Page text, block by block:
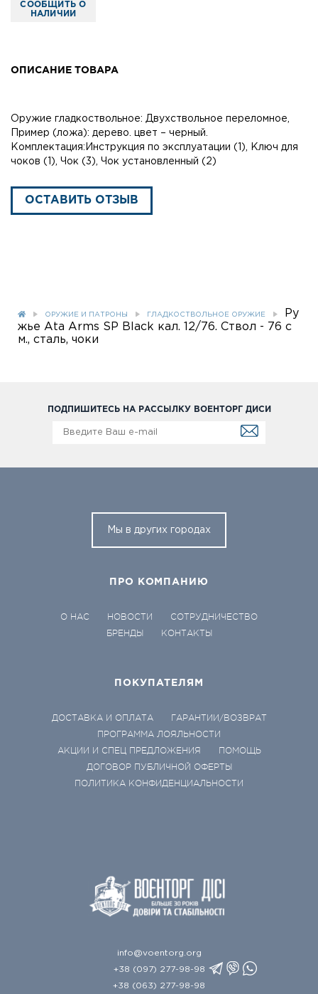
СООБЩИТЬ О
НАЛИЧИИ
ОПИСАНИЕ ТОВАРА
Оружие гладкоствольное: Двухствольное переломное,
Пример (ложа): дерево. цвет – черный.
Комплектация:Инструкция по эксплуатации (1), Ключ для
чоков (1), Чок (3), Чок установленный (2)
ОСТАВИТЬ ОТЗЫВ
ОРУЖИЕ И ПАТРОНЫ ГЛАДКОСТВОЛЬНОЕ ОРУЖИЕ
Ру
жье Ata Arms SP Black кал. 12/76. Ствол - 76 с
м., сталь, чоки
ПОДПИШИТЕСЬ НА РАССЫЛКУ ВОЕНТОРГ ДИСИ
Мы в других городах
ПРО КОМПАНИЮ
О НАС НОВОСТИ
СОТРУДНИЧЕСТВО
БРЕНДЫ
КОНТАКТЫ
ПОКУПАТЕЛЯМ
ДОСТАВКА И ОПЛАТА
ГАРАНТИИ/ВОЗВРАТ
ПРОГРАММА ЛОЯЛЬНОСТИ
АКЦИИ И СПЕЦ ПРЕДЛОЖЕНИЯ
ПОМОЩЬ
ДОГОВОР ПУБЛИЧНОЙ ОФЕРТЫ
ПОЛИТИКА КОНФИДЕНЦИАЛЬНОСТИ
info@voentorg.org
+38 (097) 277-98-98
+38 (063) 277-98-98